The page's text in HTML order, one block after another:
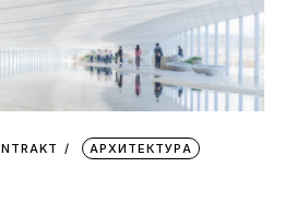
АРХИТЕКТУРА